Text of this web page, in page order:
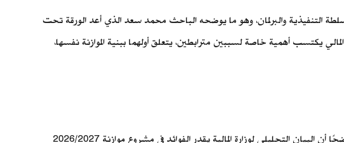
التنفيذية والبرلمان، وهو ما يوضحه الباحث محمد سعد الذي أعد الورقة تحت
إلى أن إقرار موازنة العام المالي يكتسب أهمية خاصة لسببين مترابطين، يتعلق أولهما ببنية الموازنة نفسها،
استند الباحث في ورقته إلى بيان تحليلي صادر عن وزارة المالية لموازنة 2026/2027، إلى جانب تقارير برلمانية رسمية، موضحًا أن البيان التحليلي لوزارة المالية يقدر الفوائد في مشروع موازنة 2026/2027